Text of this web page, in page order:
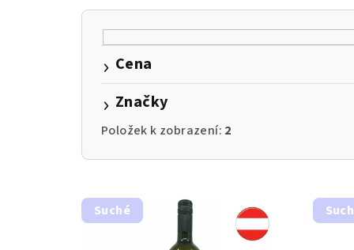
e
o
d
u
Cena
Značky
Položek k zobrazení: 2
V
ý
Suché